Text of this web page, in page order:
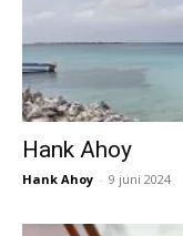
Hank Ahoy
Hank Ahoy - 9 juni 2024